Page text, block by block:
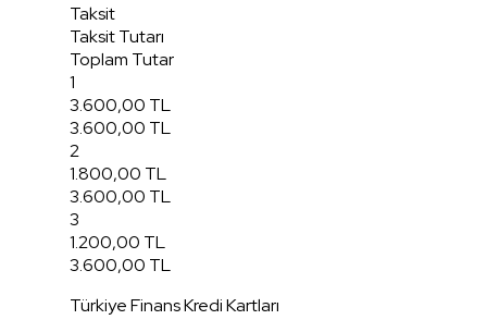
Taksit
Taksit Tutarı
Toplam Tutar
1
3.600,00 TL
3.600,00 TL
2
1.800,00 TL
3.600,00 TL
3
1.200,00 TL
3.600,00 TL
Türkiye Finans Kredi Kartları